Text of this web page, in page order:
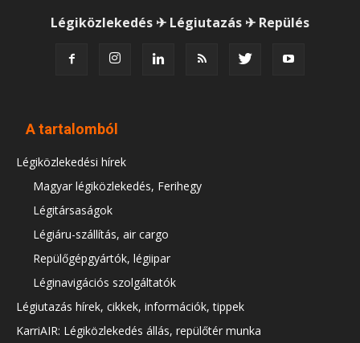
Légiközlekedés ✈ Légiutazás ✈ Repülés
A tartalomból
Légiközlekedési hírek
Magyar légiközlekedés, Ferihegy
Légitársaságok
Légiáru-szállítás, air cargo
Repülőgépgyártók, légiipar
Léginavigációs szolgáltatók
Légiutazás hírek, cikkek, információk, tippek
KarriAIR: Légiközlekedés állás, repülőtér munka